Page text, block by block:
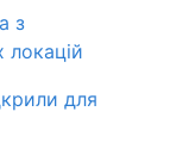
з
локацій
для